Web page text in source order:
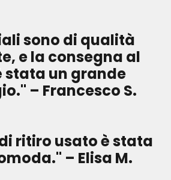
sono di qualità
e la consegna al
stata un grande
– Francesco S.
ritiro usato è stata
– Elisa M.